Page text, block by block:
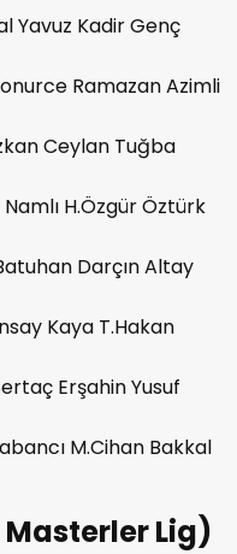
Yavuz Kadir Genç
Ramazan Azimli
Ceylan Tuğba
H.Özgür Öztürk
Darçın Altay
Kaya T.Hakan
Erşahin Yusuf
M.Cihan Bakkal
Masterler Lig)